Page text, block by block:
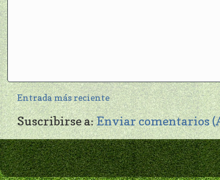
Entrada más reciente
Suscribirse a:Enviar comentarios